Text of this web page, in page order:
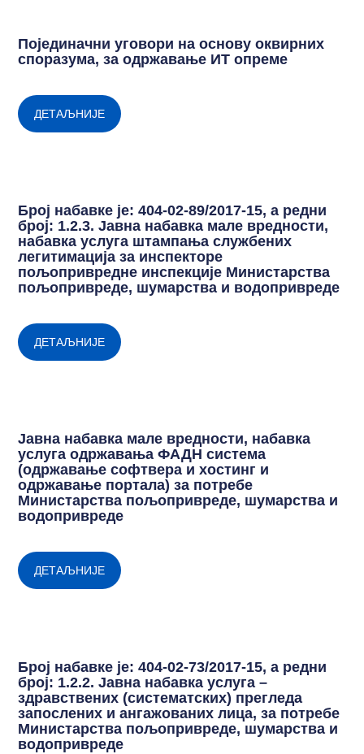
Појединачни уговори на основу оквирних
споразума, за одржавање ИТ опреме
ДЕТАЉНИЈЕ
Број набавке је: 404-02-89/2017-15, а редни
број: 1.2.3. Jавнa набавкa мале вредности,
набавка услуга штампања службених
легитимација за инспекторе
пољопривредне инспекције Министарства
пољопривреде, шумарства и водопривреде
ДЕТАЉНИЈЕ
Jавнa набавкa мале вредности, набавка
услуга одржавања ФАДН система
(одржавање софтвера и хостинг и
одржавање портала) за потребе
Министарства пољопривреде, шумарства и
водопривреде
ДЕТАЉНИЈЕ
Број набавке је: 404-02-73/2017-15, а редни
број: 1.2.2. Јавна набавка услуга –
здравствених (систематских) прегледа
запослених и ангажованих лица, за потребе
Министарства пољопривреде, шумарства и
водопривреде